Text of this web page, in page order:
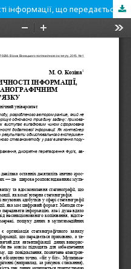
Метод перевірки автентичності інформації, що передається стеганографічним каналом зв’язку